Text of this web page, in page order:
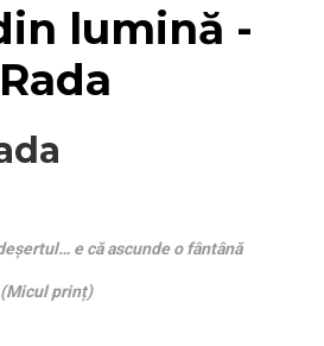
lumină -
e că ascunde o fântână
Micul prinț)